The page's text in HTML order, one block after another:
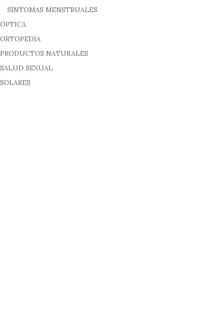
SÍNTOMAS MENSTRUALES
ÓPTICA
ORTOPEDIA
PRODUCTOS NATURALES
SALUD SEXUAL
SOLARES